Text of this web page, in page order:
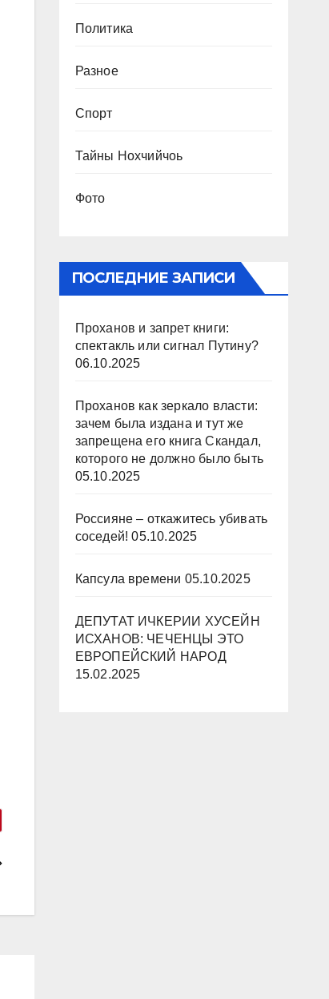
Политика
Разное
Спорт
Тайны Нохчийчоь
Фото
ПОСЛЕДНИЕ ЗАПИСИ
Проханов и запрет книги:
спектакль или сигнал Путину?
06.10.2025
Проханов как зеркало власти:
зачем была издана и тут же
запрещена его книга Скандал,
которого не должно было быть
05.10.2025
Россияне – откажитесь убивать
соседей! 05.10.2025
Капсула времени 05.10.2025
ДЕПУТАТ ИЧКЕРИИ ХУСЕЙН
ИСХАНОВ: ЧЕЧЕНЦЫ ЭТО
ЕВРОПЕЙСКИЙ НАРОД
15.02.2025